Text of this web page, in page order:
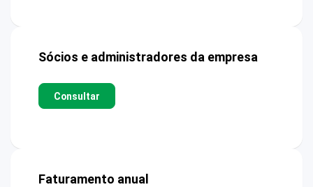
Sócios e administradores da empresa
Consultar
Faturamento anual